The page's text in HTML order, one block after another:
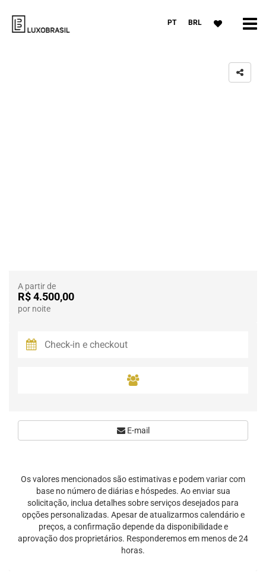
PT BRL
A partir de
R$ 4.500,00
por noite
E-mail
Os valores mencionados são estimativas e podem variar com
base no número de diárias e hóspedes. Ao enviar sua
solicitação, inclua detalhes sobre serviços desejados para
opções personalizadas. Apesar de atualizarmos calendário e
preços, a confirmação depende da disponibilidade e
aprovação dos proprietários. Responderemos em menos de 24
horas.